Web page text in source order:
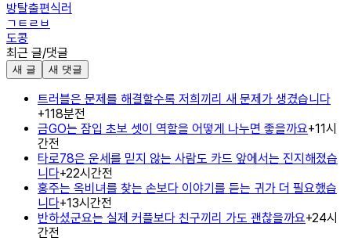
방탈출편식러
ㄱㅌㄹㅂ
도콩
최근 글/댓글
새 글 새 댓글
트러블은 문제를 해결할수록 저희끼리 새 문제가 생겼습니다
+118분전
금GO는 잠입 초보 셋이 역할을 어떻게 나누면 좋을까요+11시
간전
타로78은 운세를 믿지 않는 사람도 카드 앞에서는 진지해졌습
니다+22시간전
홍주는 옥비녀를 찾는 손보다 이야기를 듣는 귀가 더 필요했습
니다+13시간전
반하셨군요는 실제 커플보다 친구끼리 가도 괜찮을까요+24시
간전